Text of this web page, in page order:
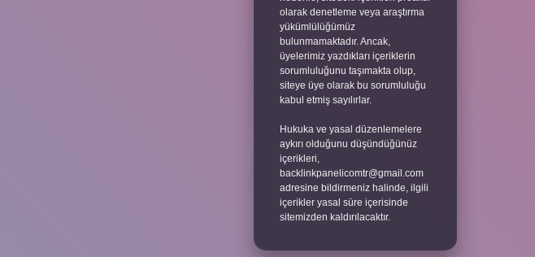
olarak denetleme veya araştırma
yükümlülüğümüz
bulunmamaktadır. Ancak,
üyelerimiz yazdıkları içeriklerin
sorumluluğunu taşımakta olup,
siteye üye olarak bu sorumluluğu
kabul etmiş sayılırlar.
Hukuka ve yasal düzenlemelere
aykırı olduğunu düşündüğünüz
içerikleri,
backlinkpanelicomtr@gmail.com
adresine bildirmeniz halinde, ilgili
içerikler yasal süre içerisinde
sitemizden kaldırılacaktır.